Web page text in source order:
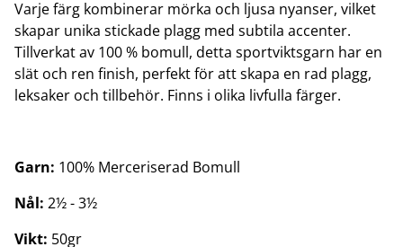
Varje färg kombinerar mörka och ljusa nyanser, vilket
skapar unika stickade plagg med subtila accenter.
Tillverkat av 100 % bomull, detta sportviktsgarn har en
slät och ren finish, perfekt för att skapa en rad plagg,
leksaker och tillbehör. Finns i olika livfulla färger.
Garn: 100% Merceriserad Bomull
Nål: 2½ - 3½
Vikt: 50gr